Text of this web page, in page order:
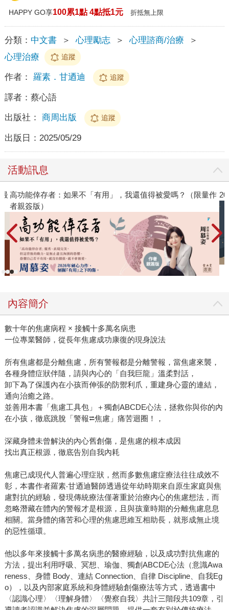
HAPPY GO享100累1點 4點抵1元 折抵無上限
分類： 中文書 ＞ 心理勵志 ＞ 心理諮商/治療
＞
心理治療
追蹤
作者： 羅素．甘迺迪 追蹤
譯者： 蔡心語
出版社： 商周出版 追蹤
出版日： 2025/05/29
活動訊息
被愛嗎？（限量作 2026年8月金石堂強力推薦
內容簡介
數十年的焦慮病程 × 接觸十多萬名病患
一位專業醫師，從長年焦慮成功康復的現身說法
所有焦慮都是分離焦慮，所有警報都是分離警報，當焦慮來襲，
各種身體症狀伴隨，請與內心的「自我巨龍」溫柔對話，
卸下為了保護內在小孩而伸張的防禦利爪，重建身心靈的連結，
通向治癒之路。
並善用本書「焦慮工具包」＋獨創ABCDE心法，拯救你與你的內
在小孩，徹底跳脫「警報⮂焦慮」痛苦迴圈！，
深藏身體未曾解決的內心舊創傷，是焦慮的根本成因
找出真正根源，徹底告別自我內耗
焦慮已成現代人普遍心理症狀，然而多數焦慮症療法往往成效不
彰，本書作者羅素‧甘迺迪醫師透過從年幼時期來自原生家庭與焦
慮對抗的經驗，發現傳統療法僅著重於治療內心的焦慮想法，而
忽略潛藏在體內的警報才是根源，且與孩童時期的分離焦慮息息
相關。當身體的痛苦和心理的焦慮思維互相助長，就形成無止境
的惡性循環。
他以多年來接觸十多萬名病患的醫療經驗，以及成功對抗焦慮的
方法，提出利用呼吸、冥想、瑜伽、獨創ABCDE心法（意識Awa
reness、身體 Body、連結 Connection、自律 Discipline、自我Eg
o），以及內部家庭系統和身體經驗創傷療法等方式，透過書中
〈認識心理〉〈理解身體〉〈覺察自我〉共計三階段共109章，引